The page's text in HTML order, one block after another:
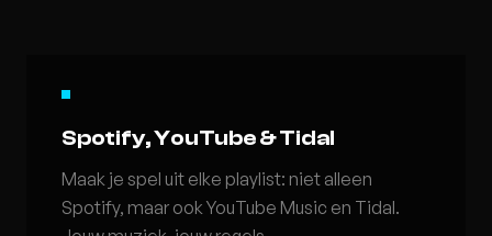
Spotify, YouTube & Tidal
Maak je spel uit elke playlist: niet alleen
Spotify, maar ook YouTube Music en Tidal.